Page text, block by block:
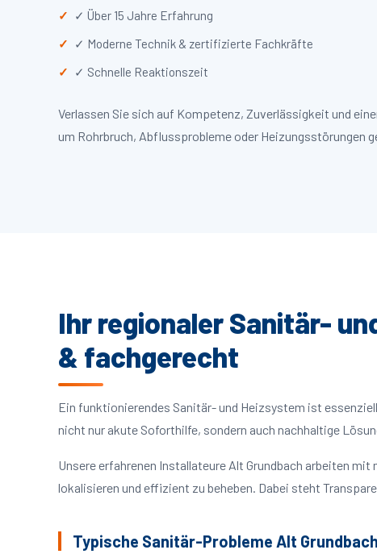
✓ Über 15 Jahre Erfahrung
✓ Moderne Technik & zertifizierte Fachkräfte
✓ Schnelle Reaktionszeit
Verlassen Sie sich auf Kompetenz, Zuverlässigkeit und
um Rohrbruch, Abflussprobleme oder Heizungsstörungen
Ihr regionaler Sanitär-
& fachgerecht
Ein funktionierendes Sanitär- und Heizsystem ist
nicht nur akute Soforthilfe, sondern auch nachhaltige
Unsere erfahrenen Installateure Alt Grundbach arbeiten
lokalisieren und effizient zu beheben. Dabei steht
Typische Sanitär-Probleme Alt Grundbach